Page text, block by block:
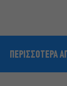
ΠΕΡΙΣΣΟΤΕΡΑ